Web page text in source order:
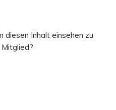
diesen Inhalt einsehen zu
Mitglied?